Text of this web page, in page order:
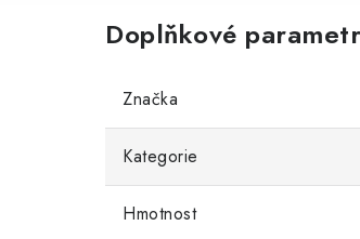
Doplňkové
Značka
Kategorie
Hmotnost